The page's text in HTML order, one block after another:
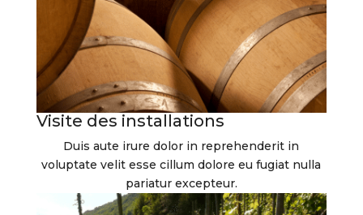
Visite des installations
Duis aute irure dolor in reprehenderit in
voluptate velit esse cillum dolore eu fugiat nulla
pariatur excepteur.